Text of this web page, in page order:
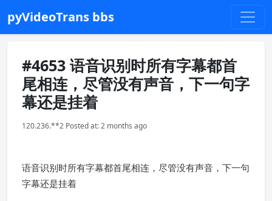
pyVideoTrans bbs
#4653 语音识别时所有字幕都首
尾相连，尽管没有声音，下一句字
幕还是挂着
120.236.**2 Posted at: 2 months ago
语音识别时所有字幕都首尾相连，尽管没有声音，下一句
字幕还是挂着